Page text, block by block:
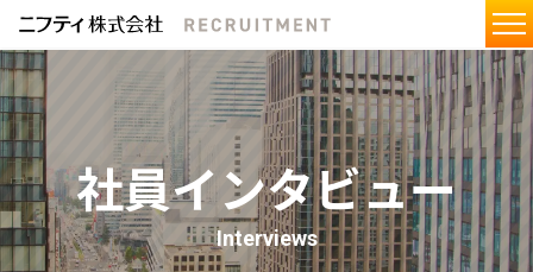
社員インタビュー
Interviews